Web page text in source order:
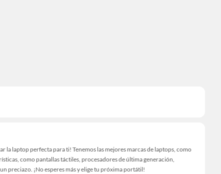
la laptop perfecta para ti! Tenemos las mejores marcas de laptops, como
como pantallas táctiles, procesadores de última generación,
preciazo. ¡No esperes más y elige tu próxima portátil!